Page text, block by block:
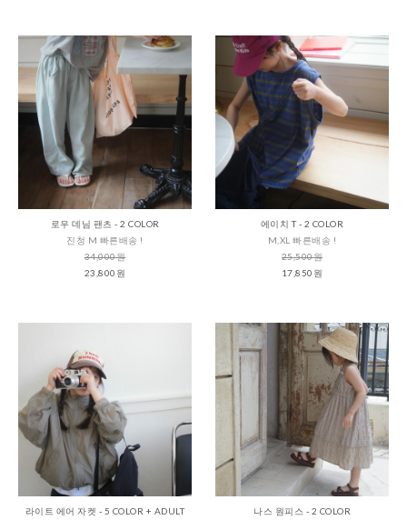
로우 데님 팬츠 - 2 COLOR
진청 M 빠른배송 !
34,000원
23,800원
에이치 T - 2 COLOR
M,XL 빠른배송 !
25,500원
17,850원
라이트 에어 자켓 - 5 COLOR + ADULT
나스 원피스 - 2 COLOR